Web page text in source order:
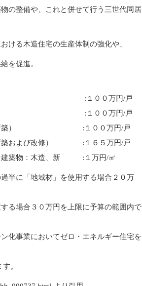
の整備や、これと併せて行う三世代同居
ける木造住宅の生産体制の強化や、
を促進。
新築） :１００万円/戸
、新築） :１００万円/戸
造、新築） :１００万円/戸
築および改修） :１６５万円/戸
建築物：木造、新 :１万円/㎡
半に「地域材」を使用する場合２０万
る場合３０万円を上限に予算の範囲内で
化事業においてゼロ・エネルギー住宅を
。